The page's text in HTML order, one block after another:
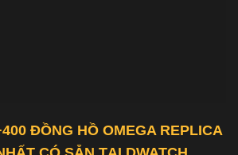
ĐỒNG HỒ OMEGA REPLICA